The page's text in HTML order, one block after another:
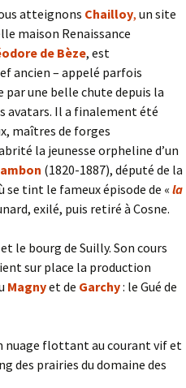
atteignons Chailloy, un site
maison Renaissance
de Bèze, est
ancien – appelé parfois
une belle chute depuis la
avatars. Il a finalement été
maîtres de forges
la jeunesse orpheline d’un
(1820-1887), député de la
se tint le fameux épisode de « la
exilé, puis retiré à Cosne.
le bourg de Suilly. Son cours
sur place la production
Magnyet de Garchy: le Gué de
nuage flottant au courant vif et
des prairies du domaine des